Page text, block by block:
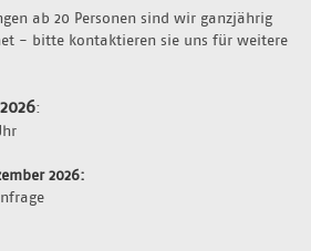
ab 20 Personen sind wir ganzjährig
- bitte kontaktieren sie uns für weitere
:
2026: